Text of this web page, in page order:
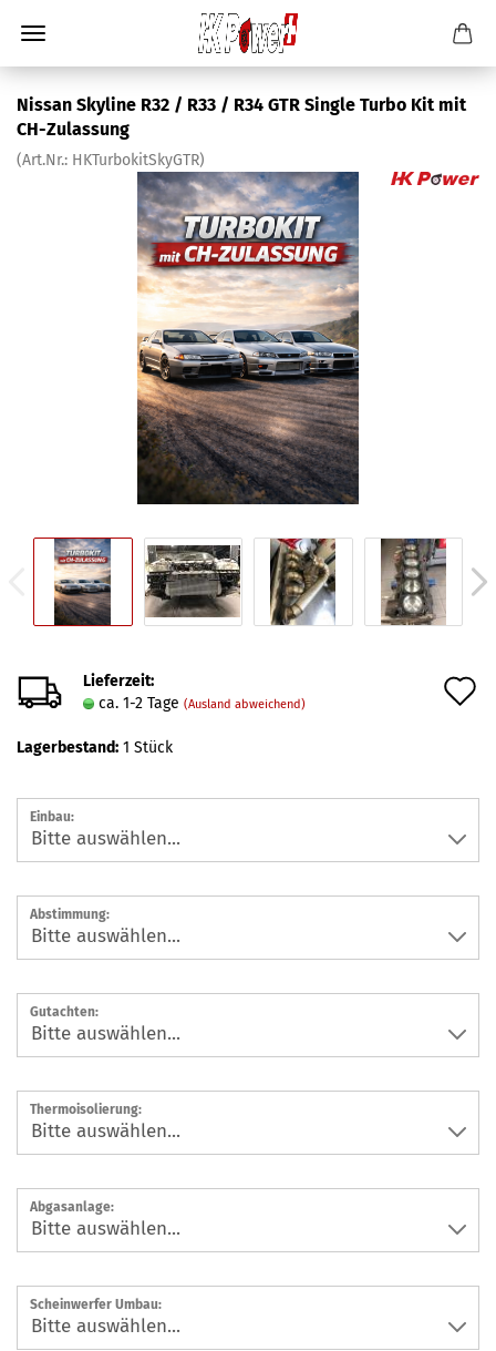
Nissan Skyline R32 / R33 / R34 GTR Single Turbo Kit mit
CH-Zulassung
(Art.Nr.: HKTurbokitSkyGTR)
Lieferzeit:
ca. 1-2 Tage (Ausland abweichend)
Lagerbestand: 1 Stück
Einbau:
Abstimmung:
Gutachten:
Thermoisolierung:
Abgasanlage:
Scheinwerfer Umbau: